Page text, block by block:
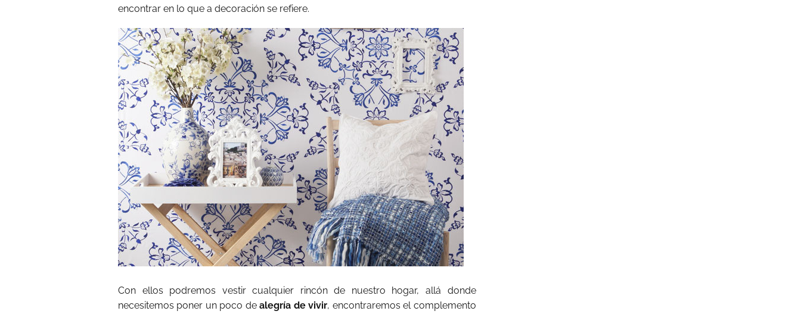
encontrar en lo que a decoración se refiere.
Con ellos podremos vestir cualquier rincón de nuestro hogar, allá donde
necesitemos poner un poco dealegría de vivir, encontraremos el complemento